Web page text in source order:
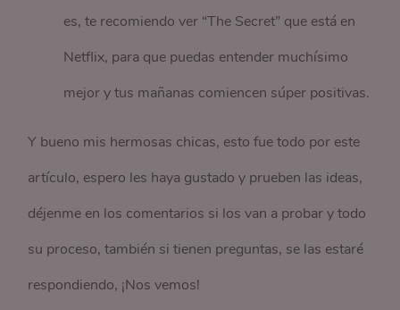
es, te recomiendo ver “The Secret” que está en
Netflix, para que puedas entender muchísimo
mejor y tus mañanas comiencen súper positivas.
Y bueno mis hermosas chicas, esto fue todo por este
artículo, espero les haya gustado y prueben las ideas,
déjenme en los comentarios si los van a probar y todo
su proceso, también si tienen preguntas, se las estaré
respondiendo, ¡Nos vemos!